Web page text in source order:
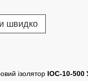
швидко
ізолятор ІОС-10-500